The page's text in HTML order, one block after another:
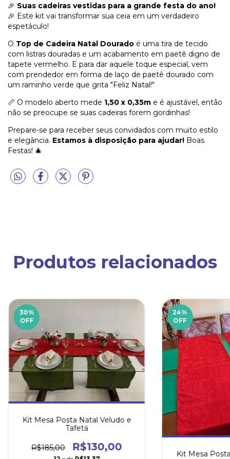
🎉 Suas cadeiras vestidas para a grande festa do ano!
🎉 Este kit vai transformar sua ceia em um verdadeiro
espetáculo!
O Top de Cadeira Natal Dourado é uma tira de tecido
com listras douradas e um acabamento em paetê digno de
tapete vermelho. E para dar aquele toque especial, vem
com prendedor em forma de laço de paetê dourado com
um raminho verde que grita "Feliz Natal!"
📏 O modelo aberto mede 1,50 x 0,35m e é ajustável, então
não se preocupe se suas cadeiras forem gordinhas!
Prepare-se para receber seus convidados com muito estilo
e elegância. Estamos à disposição para ajudar! Boas
Festas! 🎄
Produtos relacionados
30%
OFF
Kit Mesa Posta Natal Veludo e
Tafetá
R$185,00 R$130,00
24%
OFF
Kit Mesa